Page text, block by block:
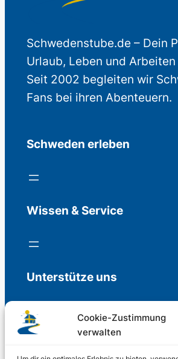
Cookie-Zustimmung
verwalten
Schwedenstube.de – Dein
Urlaub, Leben und
Seit 2002 begleiten wir
Fans bei ihren Abenteuern.
Schweden erleben
Wissen & Service
Unterstütze uns
Freiwillige Spenden für die